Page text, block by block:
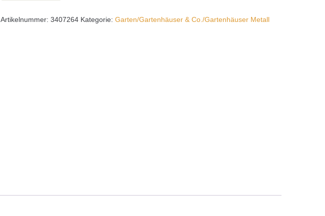
Artikelnummer:3407264 Kategorie:Garten/Gartenhäuser & Co./Gartenhäuser Metall